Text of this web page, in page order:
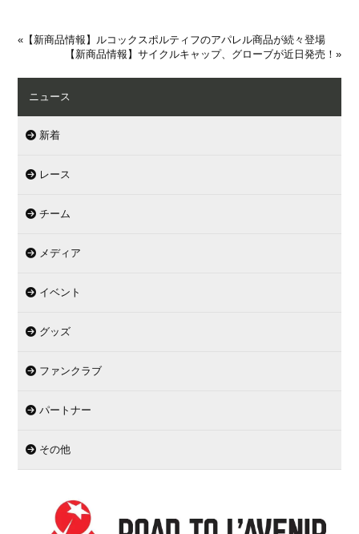
« 【新商品情報】ルコックスポルティフのアパレル商品が続々登場
【新商品情報】サイクルキャップ、グローブが近日発売！ »
ニュース
新着
レース
チーム
メディア
イベント
グッズ
ファンクラブ
パートナー
その他